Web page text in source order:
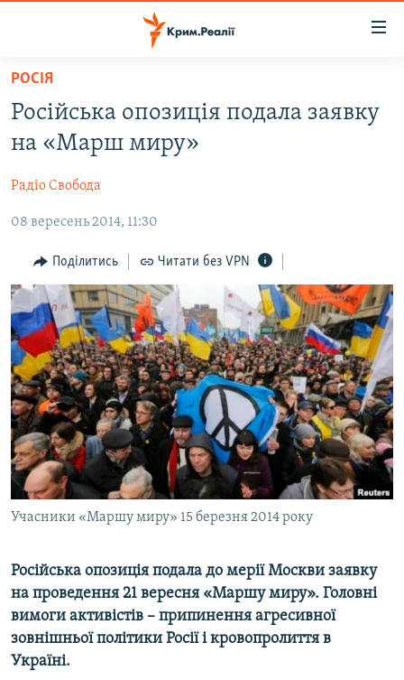
Перейти
основного
матеріалу
до
навігації
Перейти
пошуку
ВІДЕО ТА ФОТО
ПОЛІТИКА
БЛОГИ
ПОГЛЯД
ІНТЕРВ'Ю
ВСЕ ЗА ДЕНЬ
СПЕЦПРОЕКТИ
ДЕПОРТАЦІЯ
ВІДЕОУРОКИ «ELIFBE»
СВІДЧЕННЯ ОКУПАЦІЇ
УКРАЇНСЬКА ПРОБЛЕМА КРИМУ
ІНФОГРАФІКА
ЯК ОБІЙТИ БЛОКУВАННЯ
Русский
Qırımtatar
ДОЛУЧАЙСЯ!
Усі сайти RFE/RL
РОСІЯ
Російська опозиція подала заявку
на «Марш миру»
Радіо Свобода
08 вересень 2014, 11:30
Поділитись Читати без VPN
Учасники «Маршу миру» 15 березня 2014 року
Російська опозиція подала до мерії Москви заявку
на проведення 21 вересня «Маршу миру». Головні
вимоги активістів – припинення агресивної
зовнішньої політики Росії і кровопролиття в
Україні.